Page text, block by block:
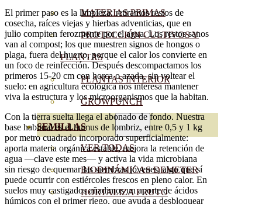
MATERIAS PRIMAS
PROTECCIÓN CULTIVOS Y
PLANTAS
PLANTAS INTERIOR
GROWPUNCH
SEMILLAS
VER TODAS
BIODINÁMICAS DEMETER
HORTALIZA FRUTO
El primer paso es la limpieza: retiramos restos de
cosecha, raíces viejas y hierbas adventicias, que en
julio compiten ferozmente por el agua. Los restos sanos
van al compost; los que muestren signos de hongos o
plaga, fuera del huerto, porque el calor los convierte en
un foco de reinfección. Después descompactamos los
primeros 15-20 cm con horca o azada, sin voltear el
suelo: en agricultura ecológica nos interesa mantener
viva la estructura y los microorganismos que la habitan.
Con la tierra suelta llega el abonado de fondo. Nuestra
base habitual es el humus de lombriz, entre 0,5 y 1 kg
por metro cuadrado incorporado superficialmente:
aporta materia orgánica estable, mejora la retención de
agua —clave este mes— y activa la vida microbiana
sin riesgo de quemar las siembras jóvenes, algo que sí
puede ocurrir con estiércoles frescos en pleno calor. En
suelos muy castigados añadimos un aporte de ácidos
húmicos con el primer riego, que ayuda a desbloquear